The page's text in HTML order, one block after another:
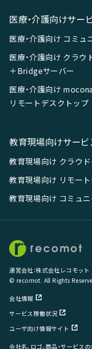
医療・介護向けサー
医療・介護向け コミュ
医療・介護向け クラウ
＋Bridgeサーバー
医療・介護向け
リモートデスクトップ
教育現場向けサービ
教育現場向け クラウ
教育現場向け リモー
教育現場向け コミュ
運営会社：株式会社レコモット
© recomot. All Rights
会社情報
サービス稼働状況
ユーザ向け情報サイト
会社名、ロゴ、商品・サービス